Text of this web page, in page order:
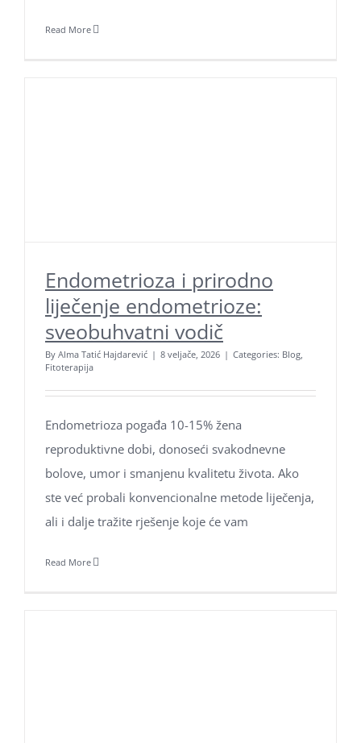
Read More
Endometrioza i prirodno
liječenje endometrioze:
sveobuhvatni vodič
By Alma Tatić Hajdarević | 8 veljače, 2026 | Categories: Blog
Fitoterapija
Endometrioza pogađa 10-15% žena
reproduktivne dobi, donoseći svakodnevne
bolove, umor i smanjenu kvalitetu života. Ako
ste već probali konvencionalne metode liječenja,
ali i dalje tražite rješenje koje će vam
Read More